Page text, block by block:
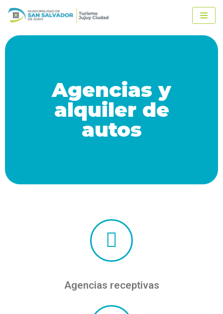
Ir
al
contenido
Agencias y
alquiler de
autos
Agencias receptivas